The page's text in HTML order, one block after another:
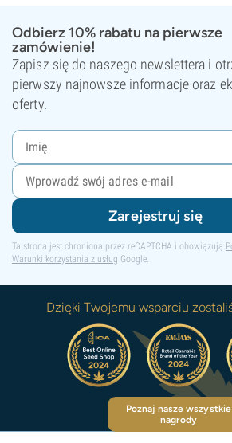
Odbierz 10% rabatu na pierwsze
zamówienie!
Zapisz się do naszego newslettera i
pierwszy najnowsze informacje oraz
oferty.
Zarejestruj się
Ta strona jest chroniona przez reCAPTCHA i obowiązują
Warunki korzystania z usług Google.
Dzięki Twojemu wsparciu
Poznaj nasze wszystkie
nagrody